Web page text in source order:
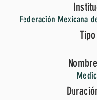
Federación Mexicana